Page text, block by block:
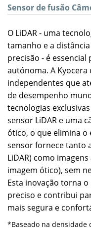
Sensor de fusão
O LiDAR - uma
tamanho e a
precisão - é
autónoma. A Kyocera
independentes que
de desempenho
tecnologias
sensor LiDAR e uma
ótico, o que elimina o
sensor fornece tanto
LiDAR) como
imagem ótico), sem
Esta inovação torna
preciso e contribui
mais segura e
*Baseado na densidade